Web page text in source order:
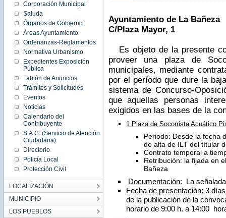
Corporación Municipal
Saluda
Órganos de Gobierno
Áreas Ayuntamiento
Ordenanzas-Reglamentos
Normativa Urbanismo
Expedientes Exposición
Pública
Tablón de Anuncios
Trámites y Solicitudes
Eventos
Noticias
Calendario del
Contribuyente
S.A.C. (Servicio de Atención
Ciudadana)
Directorio
Policía Local
Protección Civil
LOCALIZACIÓN
MUNICIPIO
LOS PUEBLOS
2013
Thu
May 30
2013
30
00:00:00
CEST
2013
Ayuntamiento de La Bañeza
C/Plaza Mayor, 1
Es objeto de la presente
proveer una plaza de
municipales, mediante
por el período que dure la
sistema de Concurso-
que aquellas personas
exigidos en las bases de la
1 Plaza de Socorrista Acuático
Periodo: Desde la fecha
de alta de ILT del títular
Contrato temporal a
Retribución: la fijada en
Bañeza
Documentación: La
Fecha de presentación: 3
de la publicación de la
horario de 9:00 h. a 14:00